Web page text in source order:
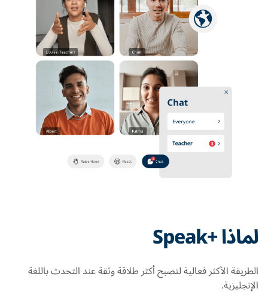
لماذا +Speak
الطريقة الأكثر فعالية لتصبح أكثر طلاقة وثقة عند التحدث باللغة
الإنجليزية.